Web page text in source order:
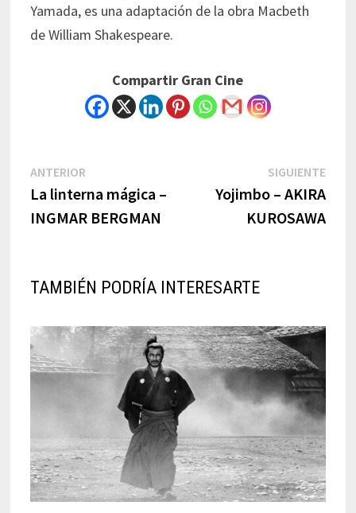
Yamada, es una adaptación de la obra Macbeth
de William Shakespeare.
Compartir Gran Cine
Navegación
de
ANTERIOR
post:
La linterna mágica –
INGMAR BERGMAN
SIGUIENTENext
post:
Yojimbo – AKIRA
KUROSAWA
TAMBIÉN PODRÍA INTERESARTE